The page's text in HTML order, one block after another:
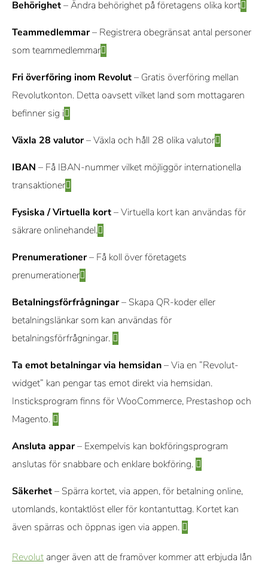
Behörighet– Ändra behörighet på företagens olika kort
Teammedlemmar– Registrera obegränsat antal personer
som teammedlemmar
Fri överföring inom Revolut– Gratis överföring mellan
Revolutkonton. Detta oavsett vilket land som mottagaren
befinner sig i
Växla 28 valutor– Växla och håll 28 olika valutor
IBAN – Få IBAN-nummer vilket möjliggör internationella
transaktioner
Fysiska / Virtuella kort– Virtuella kort kan användas för
säkrare onlinehandel.
Prenumerationer– Få koll över företagets
prenumerationer
Betalningsförfrågningar– Skapa QR-koder eller
betalningslänkar som kan användas för
betalningsförfrågningar.
Ta emot betalningar via hemsidan– Via en ”Revolut-
widget” kan pengar tas emot direkt via hemsidan.
Insticksprogram finns för WooCommerce, Prestashop och
Magento.
Ansluta appar– Exempelvis kan bokföringsprogram
anslutas för snabbare och enklare bokföring.
Säkerhet– Spärra kortet, via appen, för betalning online,
utomlands, kontaktlöst eller för kontantuttag. Kortet kan
även spärras och öppnas igen via appen.
Revolut anger även att de framöver kommer att erbjuda lån